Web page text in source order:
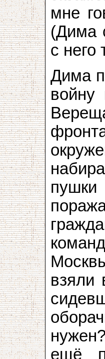
мне
(Дима
с него
Дима
войну
взяли
ещё